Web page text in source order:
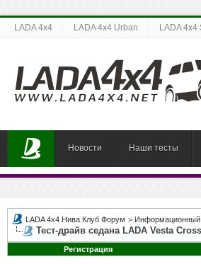
LADA 4x4 LADA 4x4 Urban LADA 4x4
Новости Наши тесты
LADA 4x4 Нива Клуб Форум > Информационный
Тест-драйв седана LADA Vesta
Регистрация